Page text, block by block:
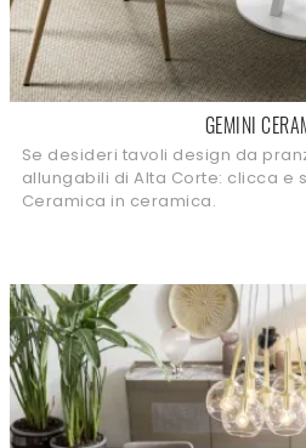
GEMINI
Se desideri tavoli design da
allungabili di Alta Corte: clicca e
Ceramica in ceramica.